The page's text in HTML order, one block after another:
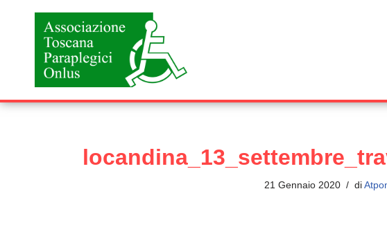
contenuto
21 Gennaio 2020 di